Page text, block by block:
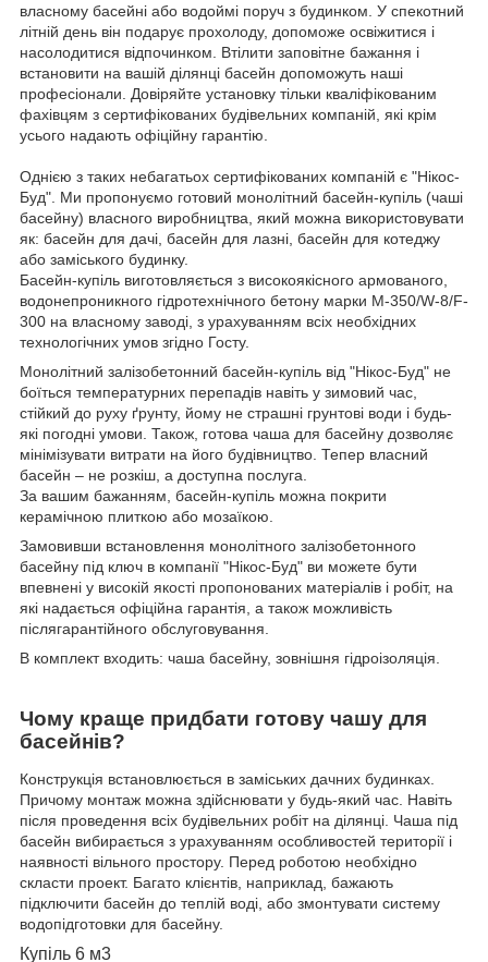
власному басейні або водоймі поруч з будинком. У спекотний
літній день він подарує прохолоду, допоможе освіжитися і
насолодитися відпочинком. Втілити заповітне бажання і
встановити на вашій ділянці басейн допоможуть наші
професіонали. Довіряйте установку тільки кваліфікованим
фахівцям з сертифікованих будівельних компаній, які крім
усього надають офіційну гарантію.
Однією з таких небагатьох сертифікованих компаній є "Нікос-
Буд". Ми пропонуємо готовий монолітний басейн-купіль (чаші
басейну) власного виробництва, який можна використовувати
як: басейн для дачі, басейн для лазні, басейн для котеджу
або заміського будинку.
Басейн-купіль виготовляється з високоякісного армованого,
водонепроникного гідротехнічного бетону марки M-350/W-8/F-
300 на власному заводі, з урахуванням всіх необхідних
технологічних умов згідно Госту.
Монолітний залізобетонний басейн-купіль від "Нікос-Буд" не
боїться температурних перепадів навіть у зимовий час,
стійкий до руху ґрунту, йому не страшні грунтові води і будь-
які погодні умови. Також, готова чаша для басейну дозволяє
мінімізувати витрати на його будівництво. Тепер власний
басейн – не розкіш, а доступна послуга.
За вашим бажанням, басейн-купіль можна покрити
керамічною плиткою або мозаїкою.
Замовивши встановлення монолітного залізобетонного
басейну під ключ в компанії "Нікос-Буд" ви можете бути
впевнені у високій якості пропонованих матеріалів і робіт, на
які надається офіційна гарантія, а також можливість
післягарантійного обслуговування.
В комплект входить: чаша басейну, зовнішня гідроізоляція.
Чому краще придбати готову чашу для
басейнів?
Конструкція встановлюється в заміських дачних будинках.
Причому монтаж можна здійснювати у будь-який час. Навіть
після проведення всіх будівельних робіт на ділянці. Чаша під
басейн вибирається з урахуванням особливостей території і
наявності вільного простору. Перед роботою необхідно
скласти проект. Багато клієнтів, наприклад, бажають
підключити басейн до теплій воді, або змонтувати систему
водопідготовки для басейну.
Купіль 6 м3